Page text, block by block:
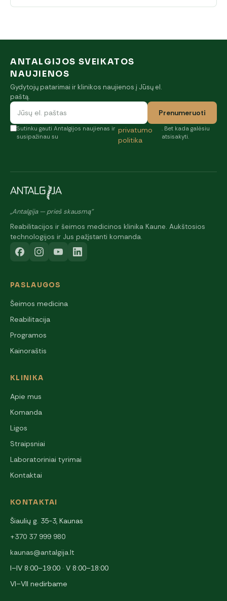
ANTALGIJOS SVEIKATOS
NAUJIENOS
Gydytojų patarimai ir klinikos naujienos į Jūsų el.
paštą.
Prenumeruoti
Sutinku gauti Antalgijos naujienas ir
susipažinau su
privatumo
politika
. Bet kada galėsiu
atsisakyti.
„Antalgija — prieš skausmą"
Reabilitacijos ir šeimos medicinos klinika Kaune. Aukštosios
technologijos ir Jus pažįstanti komanda.
PASLAUGOS
Šeimos medicina
Reabilitacija
Programos
Kainoraštis
KLINIKA
Apie mus
Komanda
Ligos
Straipsniai
Laboratoriniai tyrimai
Kontaktai
KONTAKTAI
Šiaulių g. 35-3, Kaunas
+370 37 999 980
kaunas@antalgija.lt
I–IV 8:00–19:00 · V 8:00–18:00
VI–VII nedirbame